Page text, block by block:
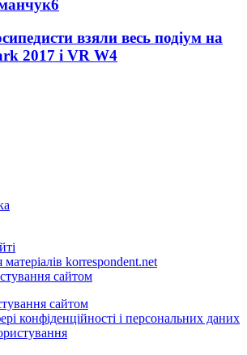
6
взяли весь подіум на
2017 і VR W4
korrespondent.net
сайтом
сайтом
конфіденційності і персональних даних